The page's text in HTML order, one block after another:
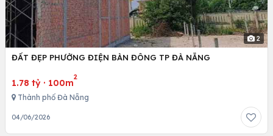
2
ĐẤT ĐẸP PHƯỜNG ĐIỆN BÀN ĐÔNG TP ĐÀ NẴNG
1.78 tỷ · 100m
2
Thành phố Đà Nẵng
04/06/2026